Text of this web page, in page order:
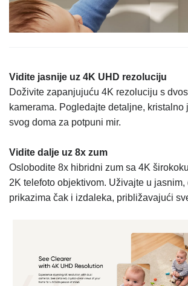
Vidite jasnije uz 4K UHD rezoluciju
Doživite zapanjujuću 4K rezoluciju s
kamerama. Pogledajte detaljne, kristalno
svog doma za potpuni mir.
Vidite dalje uz 8x zum
Oslobodite 8x hibridni zum sa 4K
2K telefoto objektivom. Uživajte u jasnim,
prikazima čak i izdaleka, približavajući